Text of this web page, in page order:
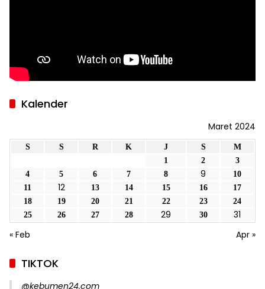
Kalender
Maret 2024
S S R K J S
M
1
2
3
4
5 6 7 8 9
10
11
12 13 14 15 16
17
18
19 20 21 22 23
24
25
26 27 28 29 30
31
« Feb
Apr »
TIKTOK
@kebumen24.com